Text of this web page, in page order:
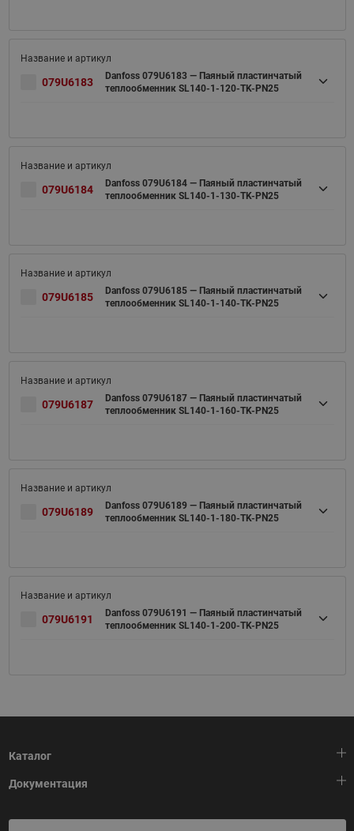
079U6183
Danfoss 079U6183 — Паяный пластинчатый
теплообменник SL140-1-120-TK-PN25
079U6184
Danfoss 079U6184 — Паяный пластинчатый
теплообменник SL140-1-130-TK-PN25
079U6185
Danfoss 079U6185 — Паяный пластинчатый
теплообменник SL140-1-140-TK-PN25
079U6187
Danfoss 079U6187 — Паяный пластинчатый
теплообменник SL140-1-160-TK-PN25
079U6189
Danfoss 079U6189 — Паяный пластинчатый
теплообменник SL140-1-180-TK-PN25
079U6191
Danfoss 079U6191 — Паяный пластинчатый
теплообменник SL140-1-200-TK-PN25
Каталог
Тепловая автоматика
Холодильная техника
Документация
HeatPlatform (Тепловая платформа)